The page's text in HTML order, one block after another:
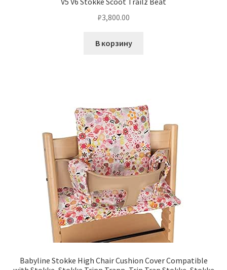
₽3,800.00
В корзину
Babyline Stokke High Chair Cushion Cover Compatible